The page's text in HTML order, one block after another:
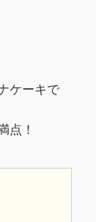
ケーキで
点！